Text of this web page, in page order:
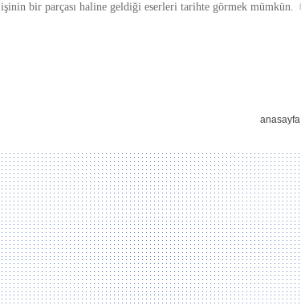
işinin bir parçası haline geldiği eserleri tarihte görmek mümkün.
anasayfa